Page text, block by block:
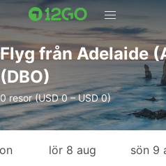
Flyg från Adelaide
(DBO)
0 resor (USD 0 – USD 0)
lör 8 aug sön 9